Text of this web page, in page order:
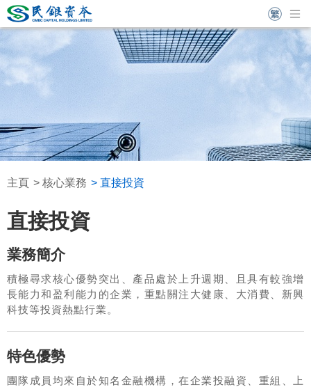
主頁 核心業務 直接投資
直接投資
業務簡介
積極尋求核心優勢突出、產品處於上升週期、且具有較強增
長能力和盈利能力的企業，重點關注大健康、大消費、新興
科技等投資熱點行業。
特色優勢
團隊成員均來自於知名金融機構，在企業投融資、重組、上